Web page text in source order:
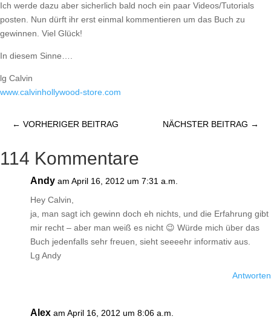
Ich werde dazu aber sicherlich bald noch ein paar Videos/Tutorials
posten. Nun dürft ihr erst einmal kommentieren um das Buch zu
gewinnen. Viel Glück!
In diesem Sinne….
lg Calvin
www.calvinhollywood-store.com
← VORHERIGER BEITRAG NÄCHSTER BEITRAG →
114 Kommentare
Andy am April 16, 2012 um 7:31 a.m.
Hey Calvin,
ja, man sagt ich gewinn doch eh nichts, und die Erfahrung gibt
mir recht – aber man weiß es nicht 😉 Würde mich über das
Buch jedenfalls sehr freuen, sieht seeeehr informativ aus.
Lg Andy
Antworten
Alex am April 16, 2012 um 8:06 a.m.